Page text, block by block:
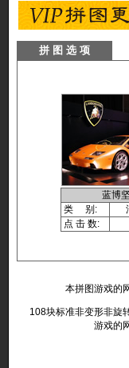
拼 图 选 项
蓝博
类 别:
点 击 数:
本拼图游戏的
108块标准非变形非旋
游戏的